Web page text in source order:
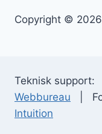
Copyright ©
Teknisk support:
Webbureau |
Intuition